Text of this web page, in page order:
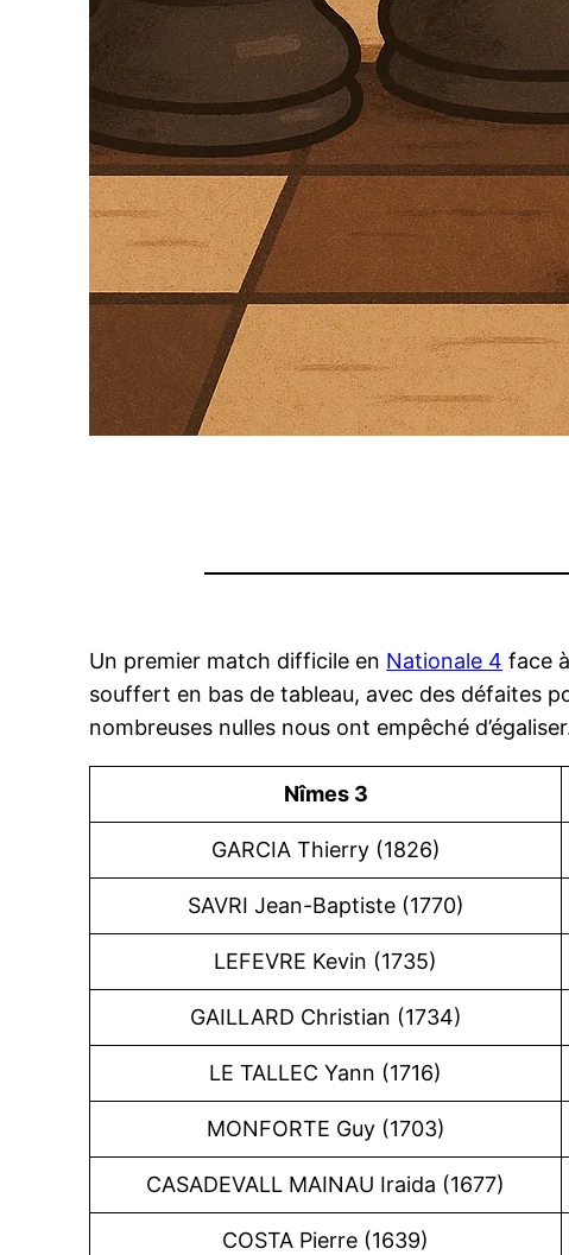
Un premier match difficile en Nationale 4 face
souffert en bas de tableau, avec des défaites
nombreuses nulles nous ont empêché
Nîmes 3
GARCIA Thierry (1826)
SAVRI Jean-Baptiste (1770)
LEFEVRE Kevin (1735)
GAILLARD Christian (1734)
LE TALLEC Yann (1716)
MONFORTE Guy (1703)
CASADEVALL MAINAU Iraida (1677)
COSTA Pierre (1639)